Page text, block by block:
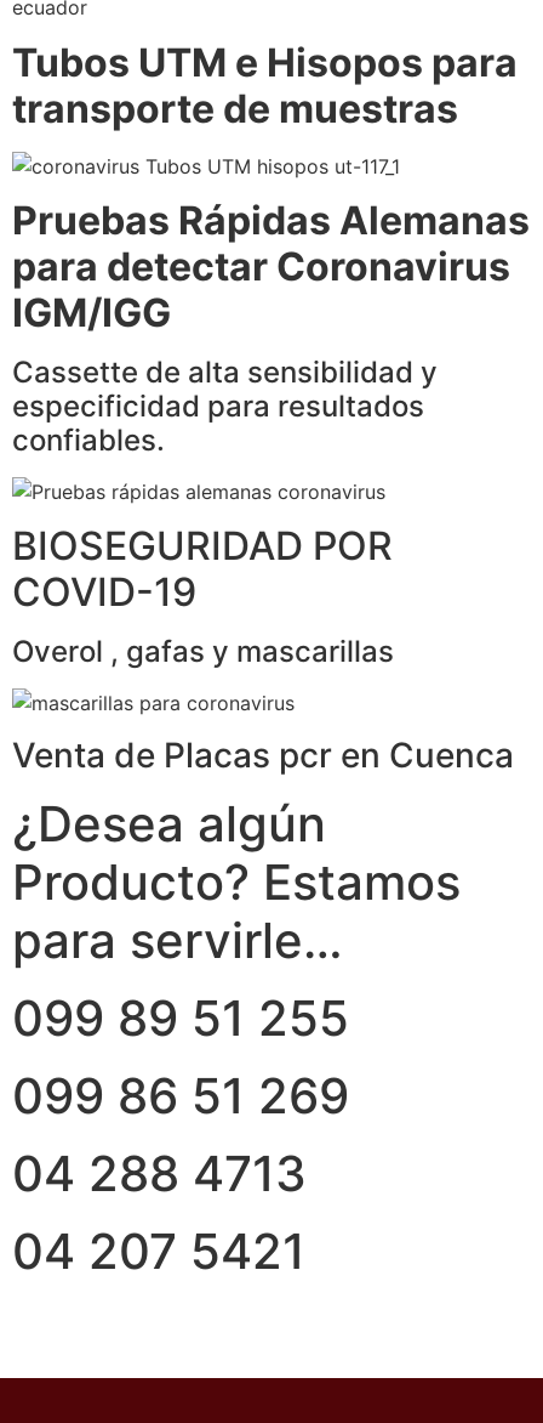
Tubos UTM e Hisopos para
transporte de muestras
Pruebas Rápidas Alemanas
para detectar Coronavirus
IGM/IGG
Cassette de alta sensibilidad y
especificidad para resultados
confiables.
BIOSEGURIDAD POR
COVID-19
Overol , gafas y mascarillas
Venta de Placas pcr en Cuenca
¿Desea algún
Producto? Estamos
para servirle…
099 89 51 255
099 86 51 269
04 288 4713
04 207 5421